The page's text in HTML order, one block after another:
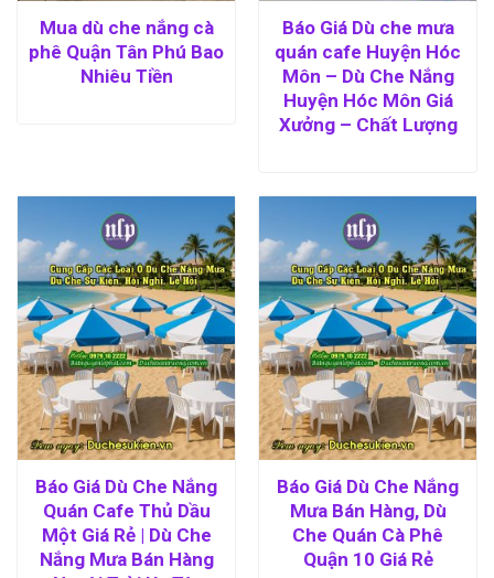
Mua dù che nắng cà
phê Quận Tân Phú Bao
Nhiêu Tiền
Báo Giá Dù che mưa
quán cafe Huyện Hóc
Môn – Dù Che Nắng
Huyện Hóc Môn Giá
Xưởng – Chất Lượng
Báo Giá Dù Che Nắng
Quán Cafe Thủ Dầu
Một Giá Rẻ | Dù Che
Nắng Mưa Bán Hàng
Báo Giá Dù Che Nắng
Mưa Bán Hàng, Dù
Che Quán Cà Phê
Quận 10 Giá Rẻ